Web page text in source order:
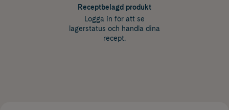
Receptbelagd produkt
Logga in för att se
lagerstatus och handla dina
recept.